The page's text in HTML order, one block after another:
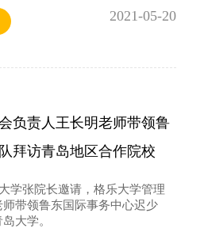
2021-05-20
负责人王长明老师带领鲁
拜访青岛地区合作院校
学张院长邀请，格乐大学管理
带领鲁东国际事务中心迟少
大学。